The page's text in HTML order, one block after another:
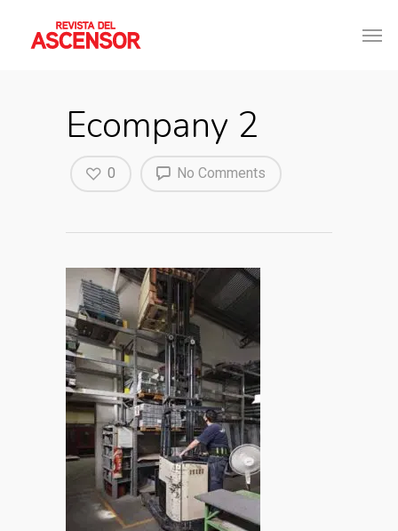
Ecompany 2
No Comments
0